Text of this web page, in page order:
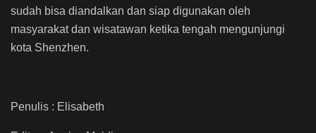
sudah bisa diandalkan dan siap digunakan oleh
masyarakat dan wisatawan ketika tengah mengunjungi
kota Shenzhen.
Penulis : Elisabeth